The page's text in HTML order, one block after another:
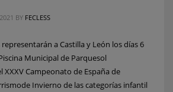
BY FECLESS
a Castilla y León los días 6
Municipal de Parquesol
XXXV Campeonato de España de
Invierno de las categorías infantil